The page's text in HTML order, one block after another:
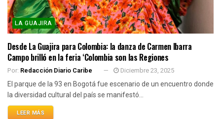
LA GUAJIRA
Desde La Guajira para Colombia: la danza de Carmen Ibarra
Campo brilló en la feria ‘Colombia son las Regiones
Por: Redacción Diario Caribe Diciembre 23, 2025
El parque de la 93 en Bogotá fue escenario de un encuentro donde
la diversidad cultural del país se manifestó...
LEER MÁS